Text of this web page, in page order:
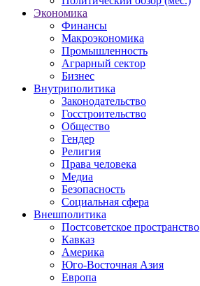
Экономика
Финансы
Макроэкономика
Промышленность
Аграрный сектор
Бизнес
Внутриполитика
Законодательство
Госстроительство
Общество
Гендер
Религия
Права человека
Медиа
Безопасность
Социальная сфера
Внешполитика
Постсоветское пространство
Кавказ
Америка
Юго-Восточная Азия
Европа